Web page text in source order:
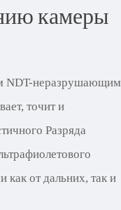
камеры
NDT-неразрушающим
точит и
Разряда
как от дальних, так и